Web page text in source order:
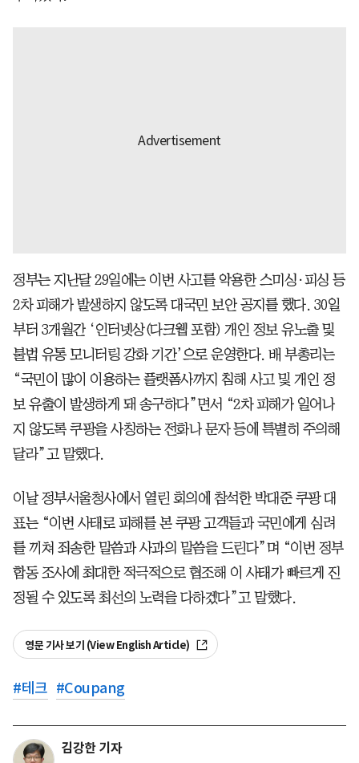
정부는 지난달 29일에는 이번 사고를 악용한 스미싱·피싱 등
2차 피해가 발생하지 않도록 대국민 보안 공지를 했다. 30일
부터 3개월간 ‘인터넷상(다크웹 포함) 개인 정보 유노출 및
불법 유통 모니터링 강화 기간’으로 운영한다. 배 부총리는
“국민이 많이 이용하는 플랫폼사까지 침해 사고 및 개인 정
보 유출이 발생하게 돼 송구하다”면서 “2차 피해가 일어나
지 않도록 쿠팡을 사칭하는 전화나 문자 등에 특별히 주의해
달라”고 말했다.
이날 정부서울청사에서 열린 회의에 참석한 박대준 쿠팡 대
표는 “이번 사태로 피해를 본 쿠팡 고객들과 국민에게 심려
를 끼쳐 죄송한 말씀과 사과의 말씀을 드린다”며 “이번 정부
합동 조사에 최대한 적극적으로 협조해 이 사태가 빠르게 진
정될 수 있도록 최선의 노력을 다하겠다”고 말했다.
영문 기사 보기 (View English Article)
#테크 #Coupang
김강한 기자